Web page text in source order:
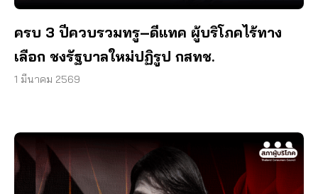
ครบ 3 ปีควบรวมทรู–ดีแทค ผู้บริโภคไร้ทาง
เลือก ชงรัฐบาลใหม่ปฏิรูป กสทช.
1 มีนาคม 2569